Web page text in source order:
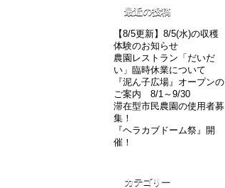
最近の投稿
【8/5更新】8/5(水)の収穫
体験のお知らせ
農園レストラン「だいだ
い」臨時休業について
『泥ん子広場』オープンの
ご案内 8/1～9/30
滞在型市民農園の使用者募
集！
『ヘラカブドーム祭』開
催！
カテゴリー